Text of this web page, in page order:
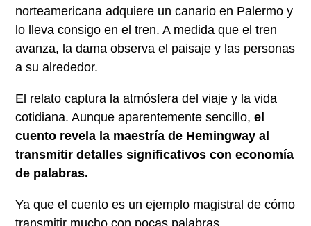
norteamericana adquiere un canario en Palermo y
lo lleva consigo en el tren. A medida que el tren
avanza, la dama observa el paisaje y las personas
a su alrededor.
El relato captura la atmósfera del viaje y la vida
cotidiana. Aunque aparentemente sencillo,el
cuento revela la maestría de Hemingway al
transmitir detalles significativos con economía
de palabras.
Ya que el cuento es un ejemplo magistral de cómo
transmitir mucho con pocas palabras.